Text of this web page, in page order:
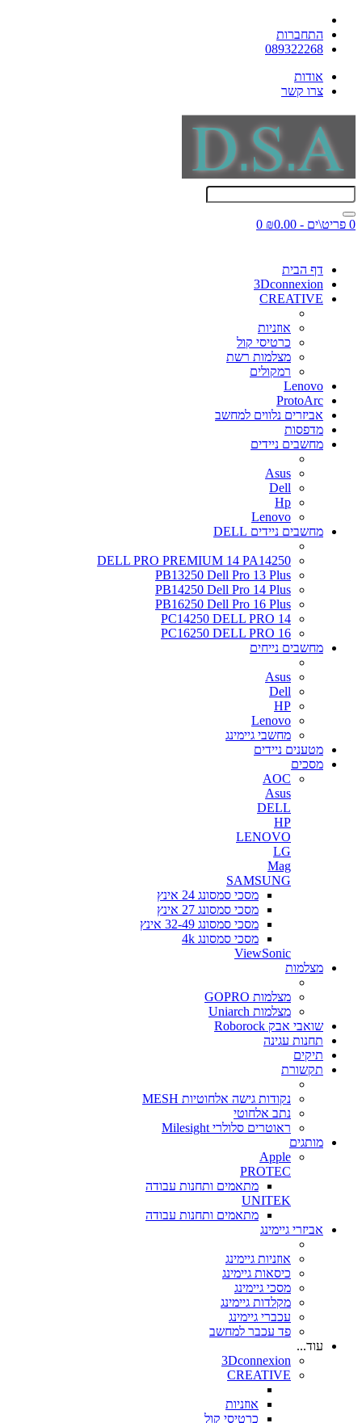
התחברות
089322268
אודות
צרו קשר
0 פריט\ים - ₪0.00 0
דף הבית
3Dconnexion
CREATIVE
אוזניות
כרטיסי קול
מצלמות רשת
רמקולים
Lenovo
ProtoArc
אביזרים נלווים למחשב
מדפסות
מחשבים ניידים
Asus
Dell
Hp
Lenovo
מחשבים ניידים DELL
DELL PRO PREMIUM 14 PA14250
PB13250 Dell Pro 13 Plus
PB14250 Dell Pro 14 Plus
PB16250 Dell Pro 16 Plus
PC14250 DELL PRO 14
PC16250 DELL PRO 16
מחשבים נייחים
Asus
Dell
HP
Lenovo
מחשבי גיימינג
מטענים ניידים
מסכים
AOC
Asus
DELL
HP
LENOVO
LG
Mag
SAMSUNG
מסכי סמסונג 24 אינץ
מסכי סמסונג 27 אינץ
מסכי סמסונג 32-49 אינץ
מסכי סמסונג 4k
ViewSonic
מצלמות
מצלמות GOPRO
מצלמות Uniarch
שואבי אבק Roborock
תחנות עגינה
תיקים
תקשורת
נקודות גישה אלחוטיות MESH
נתב אלחוטי
ראוטרים סלולרי Milesight
מותגים
Apple
PROTEC
מתאמים ותחנות עבודה
UNITEK
מתאמים ותחנות עבודה
אביזרי גיימינג
אוזניות גיימינג
כיסאות גיימינג
מסכי גיימינג
מקלדות גיימינג
עכברי גיימינג
פד עכבר למחשב
עוד...
3Dconnexion
CREATIVE
אוזניות
כרטיסי קול